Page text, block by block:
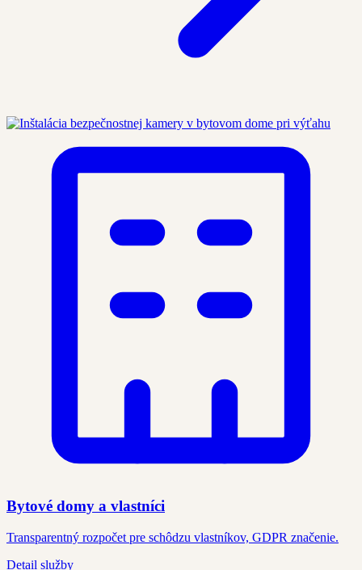
Bytové domy a vlastníci
Transparentný rozpočet pre schôdzu vlastníkov, GDPR značenie.
Detail služby